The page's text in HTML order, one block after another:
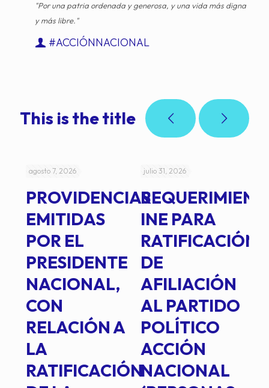
"Por una patria ordenada y generosa, y una vida más digna
y más libre."
#ACCIÓNNACIONAL
This is the title
agosto 7, 2026
PROVIDENCIAS
EMITIDAS
POR EL
PRESIDENTE
NACIONAL,
CON
RELACIÓN A
LA
RATIFICACIÓN
julio 31, 2026
INE PARA
RATIFICACIÓN
DE
AFILIACIÓN
AL PARTIDO
POLÍTICO
ACCIÓN
NACIONAL